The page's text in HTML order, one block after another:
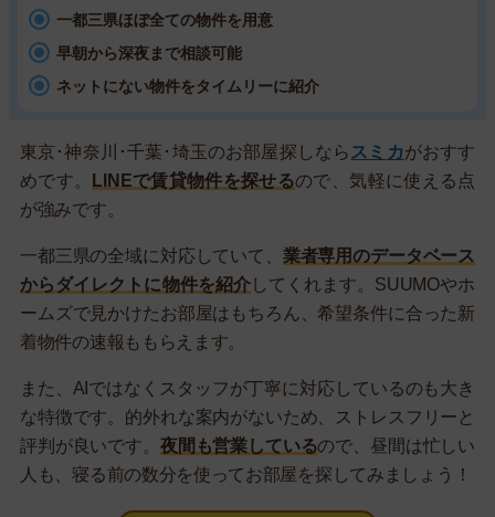
一都三県ほぼ全ての物件を用意
早朝から深夜まで相談可能
ネットにない物件をタイムリーに紹介
東京･神奈川･千葉･埼玉のお部屋探しならスミカがおすす
めです。
LINEで賃貸物件を探せるので、気軽に使える点
が強みです。
一都三県の全域に対応していて、 業者専用のデータベース
からダイレクトに物件を紹介してくれます。SUUMOやホ
ームズで見かけたお部屋はもちろん、希望条件に合った新
着物件の速報ももらえます。
また、AIではなくスタッフが丁寧に対応しているのも大き
な特徴です。的外れな案内がないため、ストレスフリーと
評判が良いです。 夜間も営業しているので、昼間は忙しい
人も、寝る前の数分を使ってお部屋を探してみましょう！